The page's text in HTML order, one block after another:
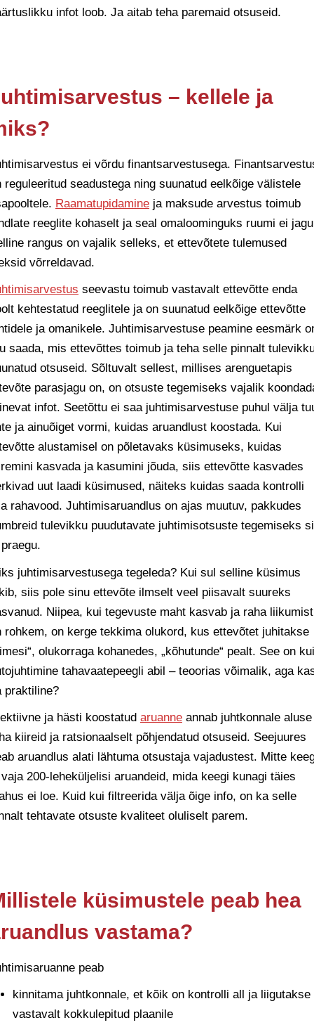
infot loob. Ja aitab teha paremaid otsuseid.
– kellele ja
ei võrdu finantsarvestusega.
reguleeritud seadustega ning suunatud eelkõige välistele
Raamatupidamine ja maksude arvestus toimub
reeglite kohaselt ja seal omaloominguks ruumi ei
rangus on vajalik selleks, et ettevõtete tulemused
võrreldavad.
seevastu toimub vastavalt ettevõtte enda
kehtestatud reeglitele ja on suunatud eelkõige ettevõtte
ja omanikele. Juhtimisarvestuse peamine eesmärk
saada, mis ettevõttes toimub ja teha selle pinnalt
otsuseid. Sõltuvalt sellest, millises arenguetapis
parasjagu on, on otsuste tegemiseks vajalik
infot. Seetõttu ei saa juhtimisarvestuse puhul välja
ja ainuõiget vormi, kuidas aruandlust koostada. Kui
alustamisel on põletavaks küsimuseks, kuidas
kasvada ja kasumini jõuda, siis ettevõtte kasvades
uut laadi küsimused, näiteks kuidas saada kontrolli
rahavood. Juhtimisaruandlus on ajas muutuv, pakkudes
tulevikku puudutavate juhtimisotsuste tegemiseks
juhtimisarvestusega tegeleda? Kui sul selline küsimus
siis pole sinu ettevõte ilmselt veel piisavalt suureks
Niipea, kui tegevuste maht kasvab ja raha liikumist
rohkem, on kerge tekkima olukord, kus ettevõtet juhitakse
olukorraga kohanedes, „kõhutunde“ pealt. See on kui
tahavaatepeegli abil – teoorias võimalik, aga
praktiline?
ja hästi koostatud aruanne annab juhtkonnale aluse
kiireid ja ratsionaalselt põhjendatud otsuseid. Seejuures
aruandlus alati lähtuma otsustaja vajadustest. Mitte
200-leheküljelisi aruandeid, mida keegi kunagi täies
ei loe. Kuid kui filtreerida välja õige info, on ka selle
tehtavate otsuste kvaliteet oluliselt parem.
küsimustele peab hea
vastama?
peab
kinnitama juhtkonnale, et kõik on kontrolli all ja liigutakse
vastavalt kokkulepitud plaanile